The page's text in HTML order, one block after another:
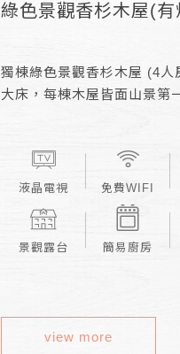
綠色景觀香杉木屋(有
獨棟綠色景觀香杉木屋 (4
大床，每棟木屋皆面山景第
液晶電視 免費WIFI
景觀露台 簡易廚房
view more